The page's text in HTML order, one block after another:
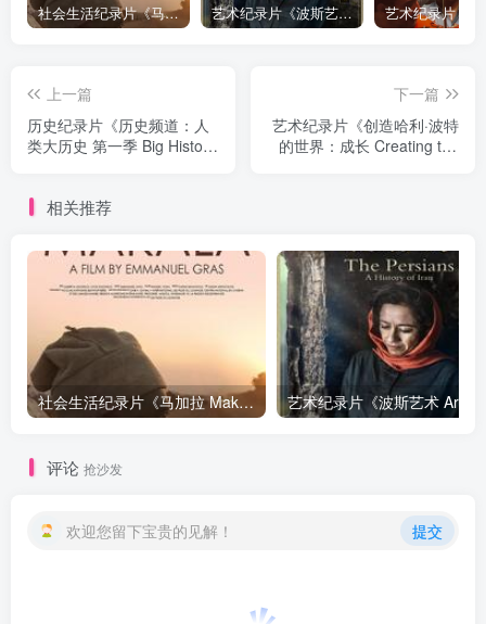
社会生活纪录片《马加拉 Makala》下载 艺术纪录片《波斯艺术 Art of Persia》下载
上一篇
历史纪录片《历史频道：人
类大历史 第一季 Big History
下一篇
艺术纪录片《创造哈利·波特
的世界：成长 Creating the
相关推荐
社会生活纪录片《马加拉 Makala》下载
评论 抢沙发
欢迎您留下宝贵的见解！ 提交